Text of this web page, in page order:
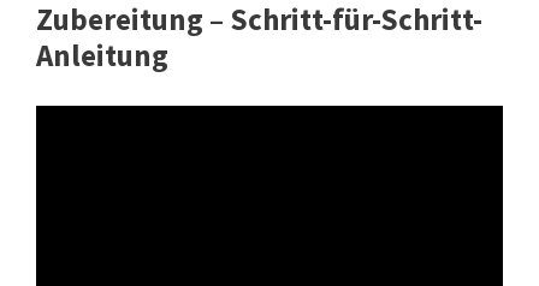
Zubereitung – Schritt-für-Schritt-
Anleitung